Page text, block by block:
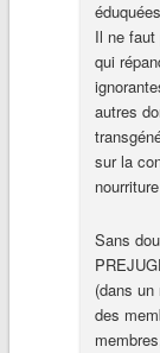
Il ne
qui
autres
sur la
Sans
(dans
des